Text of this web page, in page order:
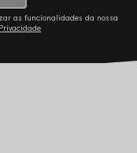
as funcionalidades da nossa